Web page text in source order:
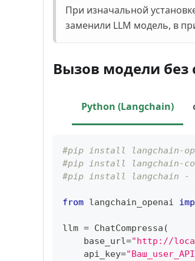
При изначальной
заменили LLM модель, в
Вызов модели без
Python (Langchain)
#pip install langchain-
#pip install langchain-
#pip install langchain -
from langchain_openai
llm = ChatCompressa (
    base_url
="http://
    api_key
=